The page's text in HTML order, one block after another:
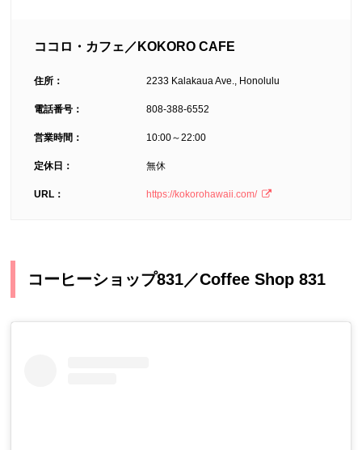
ココロ・カフェ／KOKORO CAFE
住所： 2233 Kalakaua Ave., Honolulu
電話番号： 808-388-6552
営業時間： 10:00～22:00
定休日： 無休
URL： https://kokorohawaii.com/
コーヒーショップ831／Coffee Shop 831